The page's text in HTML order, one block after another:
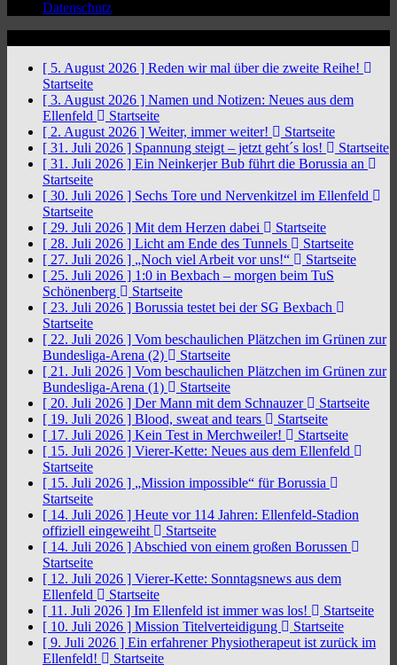
Datenschutz
[ 5. August 2026 ] Reden wir mal über die zweite Reihe!
Startseite
[ 3. August 2026 ] Namen und Notizen: Neues aus dem
Ellenfeld
Startseite
[ 2. August 2026 ] Weiter, immer weiter!
Startseite
[ 31. Juli 2026 ] Spannung steigt – jetzt geht´s los!
Startseite
[ 31. Juli 2026 ] Ein Neinkerjer Bub führt die Borussia an
Startseite
[ 30. Juli 2026 ] Sechs Tore und Nervenkitzel im Ellenfeld
Startseite
[ 29. Juli 2026 ] Mit dem Herzen dabei
Startseite
[ 28. Juli 2026 ] Licht am Ende des Tunnels
Startseite
[ 27. Juli 2026 ] „Noch viel Arbeit vor uns!“
Startseite
[ 25. Juli 2026 ] 1:0 in Bexbach – morgen beim TuS
Schönenberg
Startseite
[ 23. Juli 2026 ] Borussia testet bei der SG Bexbach
Startseite
[ 22. Juli 2026 ] Vom beschaulichen Plätzchen im Grünen zur
Bundesliga-Arena (2)
Startseite
[ 21. Juli 2026 ] Vom beschaulichen Plätzchen im Grünen zur
Bundesliga-Arena (1)
Startseite
[ 20. Juli 2026 ] Der Mann mit dem Schnauzer
Startseite
[ 19. Juli 2026 ] Blood, sweat and tears
Startseite
[ 17. Juli 2026 ] Kein Test in Merchweiler!
Startseite
[ 15. Juli 2026 ] Vierer-Kette: Neues aus dem Ellenfeld
Startseite
[ 15. Juli 2026 ] „Mission impossible“ für Borussia
Startseite
[ 14. Juli 2026 ] Heute vor 114 Jahren: Ellenfeld-Stadion
offiziell eingeweiht
Startseite
[ 14. Juli 2026 ] Abschied von einem großen Borussen
Startseite
[ 12. Juli 2026 ] Vierer-Kette: Sonntagsnews aus dem
Ellenfeld
Startseite
[ 11. Juli 2026 ] Im Ellenfeld ist immer was los!
Startseite
[ 10. Juli 2026 ] Mission Titelverteidigung
Startseite
[ 9. Juli 2026 ] Ein erfahrener Physiotherapeut ist zurück im
Ellenfeld!
Startseite